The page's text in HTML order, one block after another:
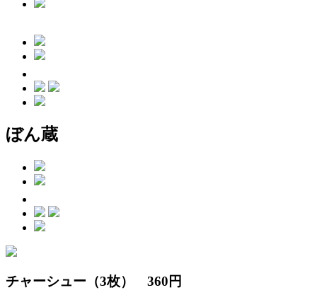
ぼん蔵
チャーシュー（3枚） 360円